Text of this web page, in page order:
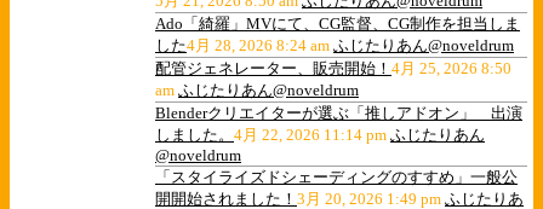
Ado「綺羅」MVにて、CG監督、CG制作を担当しま
した4月 28, 2026 8:24 am ふじたりあん@noveldrum
配管ジェネレーター、販売開始！ 4月 25, 2026 8:50
am ふじたりあん@noveldrum
Blenderクリエイターが選ぶ「推しアドオン」 出演
しました。 4月 22, 2026 11:14 pm ふじたりあん
@noveldrum
「スタイライズドシェーディングのすすめ」一般公
開開始されました！ 3月 20, 2026 1:49 pm ふじたりあ